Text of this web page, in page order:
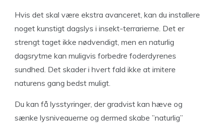
Hvis det skal være ekstra avanceret, kan du installere
noget kunstigt dagslys i insekt-terrarierne. Det er
strengt taget ikke nødvendigt, men en naturlig
dagsrytme kan muligvis forbedre foderdyrenes
sundhed. Det skader i hvert fald ikke at imitere
naturens gang bedst muligt.
Du kan få lysstyringer, der gradvist kan hæve og
sænke lysniveauerne og dermed skabe ”naturlig”